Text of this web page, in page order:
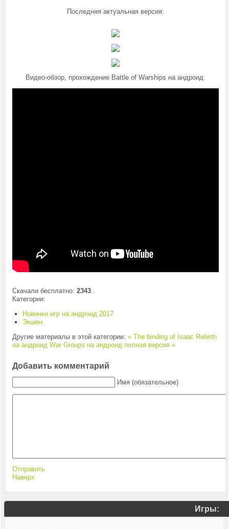
Последняя актуальная версия:
Видео-обзор, прохождение Battle of Warships на андроид:
Скачали бесплатно: 2343.
Категории:
Новинки игр на андроид 2017
Экшен
Другие материалы в этой категории: « The binding of Isaac Rebirth
на андроид War Groups на андроид полная версия »
Добавить комментарий
Имя (обязательное)
Отправить
Наверх
Игры: